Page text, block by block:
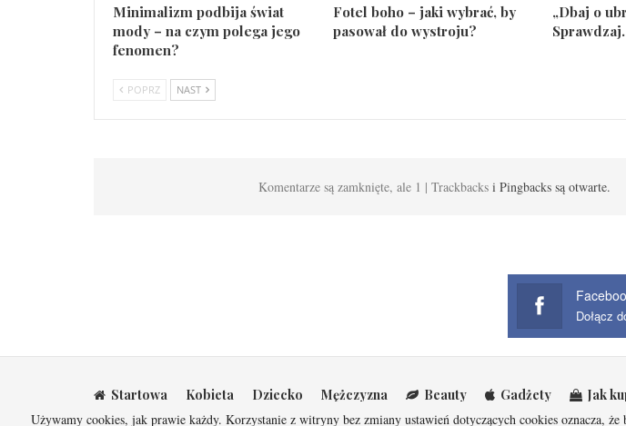
Minimalizm podbija świat
mody – na czym polega jego
fenomen?
Fotel boho – jaki wybrać, by
pasował do wystroju?
„Dbaj o
POPRZ NAST
Komentarze są zamknięte, ale 1 | Trackbacks i Pingbacks są otwarte.
Startowa Kobieta Dziecko Mężczyzna Beauty Gadżety Jak
Używamy cookies, jak prawie każdy. Korzystanie z witryny bez zmiany ustawień dotyczących cookies oznacza,